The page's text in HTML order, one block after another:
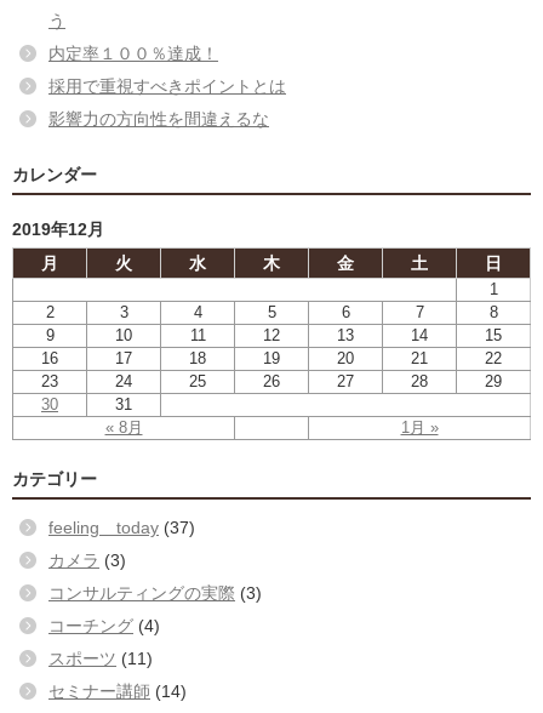
う
内定率１００％達成！
採用で重視すべきポイントとは
影響力の方向性を間違えるな
カレンダー
2019年12月
月
火 水 木 金 土 日
« 8月 1月 »
1
2
3 4 5 6 7
8
9
10 11 12 13 14
15
16
17 18 19 20 21
22
23
24 25 26 27 28
29
30
31
カテゴリー
feeling today (37)
カメラ (3)
コンサルティングの実際 (3)
コーチング (4)
スポーツ (11)
セミナー講師 (14)